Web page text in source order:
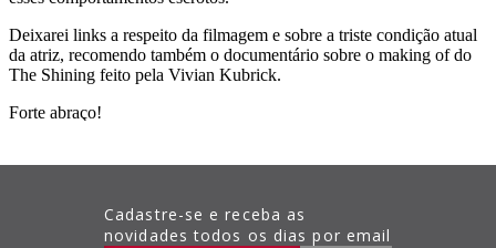
Cadastre-se e receba as
novidades todos os dias por email